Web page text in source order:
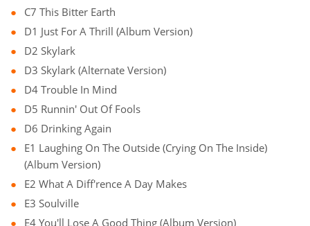
C7 This Bitter Earth
D1 Just For A Thrill (Album Version)
D2 Skylark
D3 Skylark (Alternate Version)
D4 Trouble In Mind
D5 Runnin' Out Of Fools
D6 Drinking Again
E1 Laughing On The Outside (Crying On The Inside)
(Album Version)
E2 What A Diff'rence A Day Makes
E3 Soulville
E4 You'll Lose A Good Thing (Album Version)